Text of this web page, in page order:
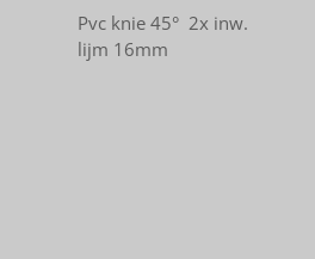
Pvc knie 45° 2x inw.
lijm 16mm